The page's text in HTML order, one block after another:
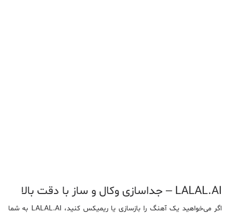
LALAL.AI – جداسازی وکال و ساز با دقت بالا
اگر می‌خواهید یک آهنگ را بازسازی یا ریمیکس کنید، LALAL.AI به شما